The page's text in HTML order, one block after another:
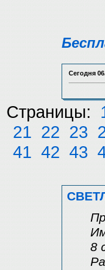
Сегодня
Страницы:
21 22 23
41 42 43
8